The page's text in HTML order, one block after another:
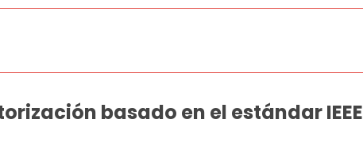
basado en el estándar IEEE